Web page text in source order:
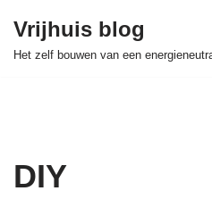
Skip
Vrijhuis blog
Het zelf bouwen van een
DIY